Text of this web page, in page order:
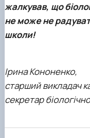
жалкував, що
не може не
школи!
Ірина Кононенко,
старший викладач
секретар